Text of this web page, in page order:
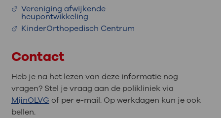
Vereniging afwijkende
heupontwikkeling
KinderOrthopedisch Centrum
Contact
Heb je na het lezen van deze informatie nog
vragen? Stel je vraag aan de polikliniek via
MijnOLVG of per e-mail. Op werkdagen kun je ook
bellen.